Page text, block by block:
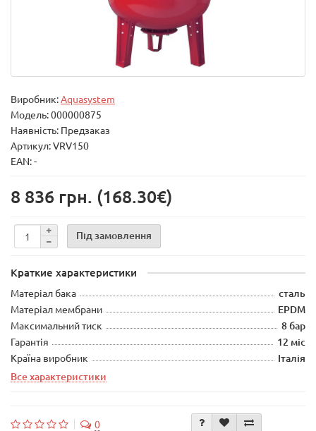
Виробник:Aquasystem
Модель:000000875
Наявність: Предзаказ
Артикул: VRV150
EAN: -
8 836 грн. (168.30€)
Під замовлення
Краткие характеристики
Матеріал бака сталь
Матеріал мембрани EPDM
Максимальний тиск 8 бар
Гарантія 12 міс
Країна виробник
Італія
Все характеристики
0